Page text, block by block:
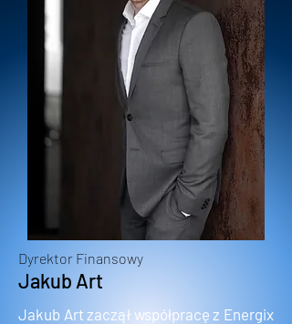
Dyrektor Finansowy
Jakub Art
Jakub Art zaczął współpracę z Energix